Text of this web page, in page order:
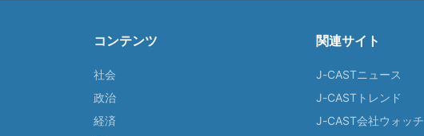
コンテンツ
社会
政治
経済
関連サイト
J-CASTニュース
J-CASTトレンド
J-CAST会社ウォッチ